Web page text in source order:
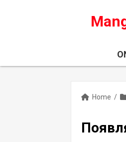
Home /